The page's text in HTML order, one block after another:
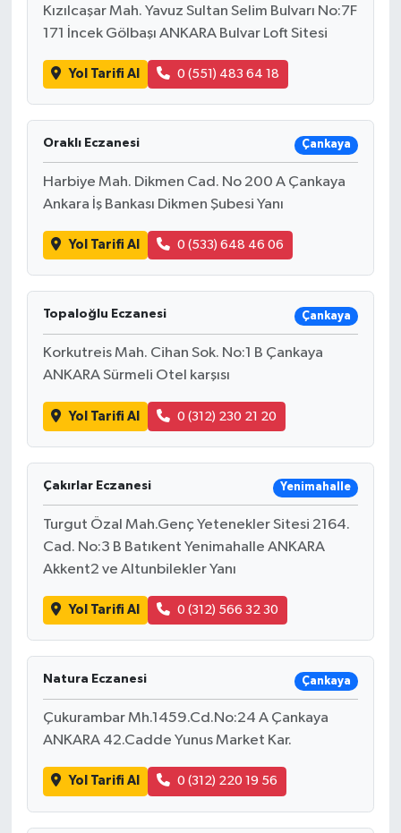
Kızılcaşar Mah. Yavuz Sultan Selim Bulvarı No:7F
171 İncek Gölbaşı ANKARA Bulvar Loft Sitesi
Yol Tarifi Al 0 (551) 483 64 18
Oraklı Eczanesi Çankaya
Harbiye Mah. Dikmen Cad. No 200 A Çankaya
Ankara İş Bankası Dikmen Şubesi Yanı
Yol Tarifi Al 0 (533) 648 46 06
Topaloğlu Eczanesi Çankaya
Korkutreis Mah. Cihan Sok. No:1 B Çankaya
ANKARA Sürmeli Otel karşısı
Yol Tarifi Al 0 (312) 230 21 20
Çakırlar Eczanesi Yenimahalle
Turgut Özal Mah.Genç Yetenekler Sitesi 2164.
Cad. No:3 B Batıkent Yenimahalle ANKARA
Akkent2 ve Altunbilekler Yanı
Yol Tarifi Al 0 (312) 566 32 30
Natura Eczanesi Çankaya
Çukurambar Mh.1459.Cd.No:24 A Çankaya
ANKARA 42.Cadde Yunus Market Kar.
Yol Tarifi Al 0 (312) 220 19 56